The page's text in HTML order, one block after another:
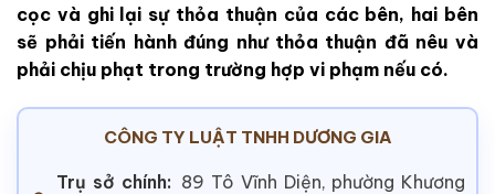
cọc và ghi lại sự thỏa thuận của các bên, hai bên
sẽ phải tiến hành đúng như thỏa thuận đã nêu và
phải chịu phạt trong trường hợp vi phạm nếu có.
CÔNG TY LUẬT TNHH DƯƠNG GIA
Trụ sở chính: 89 Tô Vĩnh Diện, phường Khương